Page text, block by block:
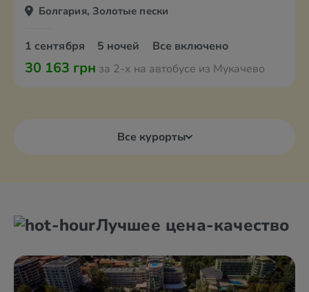
Болгария, Золотые пески
1 сентября 5 ночей Все включено
30 163 грн за 2-х на автобусе из Мукачево
Все курорты
Лучшее цена-качество